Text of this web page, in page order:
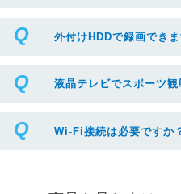
外付けHDDで録画できま
液晶テレビでスポーツ観
Wi-Fi接続は必要ですか